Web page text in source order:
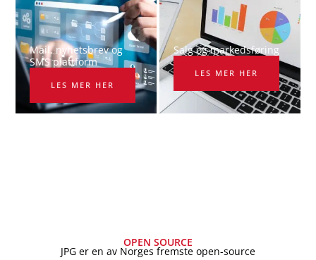
Mail, nyhetsbrev og
SMS plattform​
LES MER HER
Salg og markedsføring
LES MER HER
OPEN SOURCE
JPG er en av Norges fremste open-source